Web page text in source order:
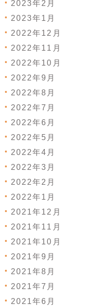
2023年2月
2023年1月
2022年12月
2022年11月
2022年10月
2022年9月
2022年8月
2022年7月
2022年6月
2022年5月
2022年4月
2022年3月
2022年2月
2022年1月
2021年12月
2021年11月
2021年10月
2021年9月
2021年8月
2021年7月
2021年6月